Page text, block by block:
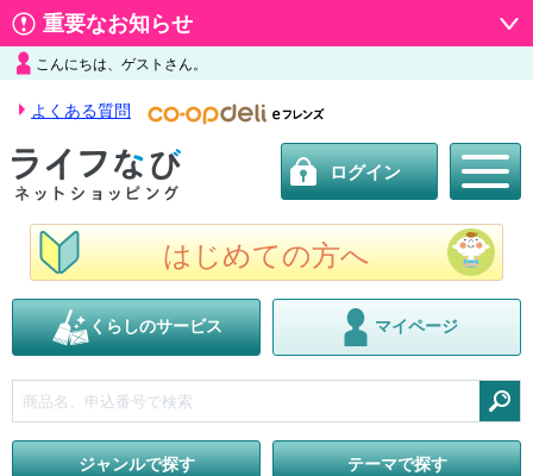
重要なお知らせ
こんにちは、ゲストさん。
よくある質問
ログイン
はじめての方へ
くらしのサービス マイページ
ジャンルで探す
テーマで探す